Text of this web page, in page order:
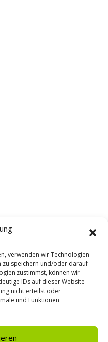
verwenden wir Technologien
zu speichern und/oder darauf
zustimmst, können wir
IDs auf dieser Website
nicht erteilst oder
und Funktionen